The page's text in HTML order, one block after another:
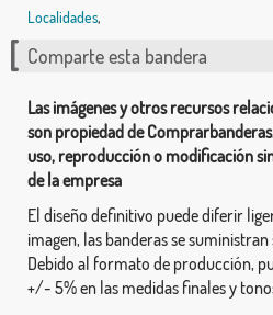
Localidades,
Comparte esta bandera
Las imágenes y otros recursos
son propiedad de
uso, reproducción o modificación
de la empresa
El diseño definitivo puede diferir
imagen, las banderas se
Debido al formato de producción,
+/- 5% en las medidas finales y